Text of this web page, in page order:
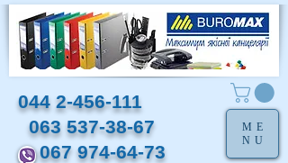
044 2-456-111
063 537-38-67
067 974-64-73
ME
NU